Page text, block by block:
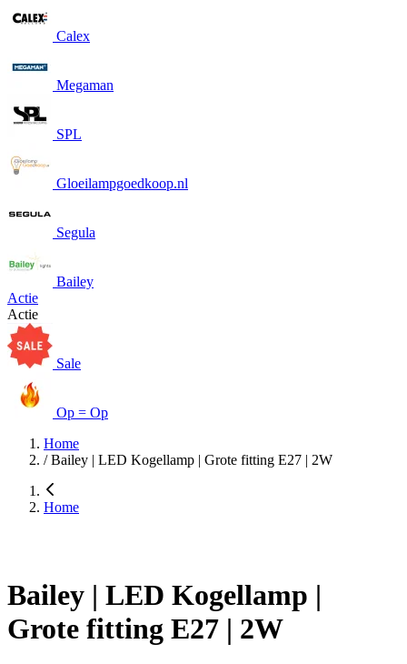
Calex
Megaman
SPL
Gloeilampgoedkoop.nl
Segula
Bailey
Actie
Actie
Sale
Op = Op
Home
/ Bailey | LED Kogellamp | Grote fitting E27 | 2W
Home
Bailey | LED Kogellamp |
Grote fitting E27 | 2W